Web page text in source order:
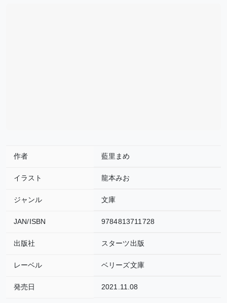
作者 藍里まめ
イラスト 龍本みお
ジャンル 文庫
JAN/ISBN 9784813711728
出版社 スターツ出版
レーベル ベリーズ文庫
発売日 2021.11.08